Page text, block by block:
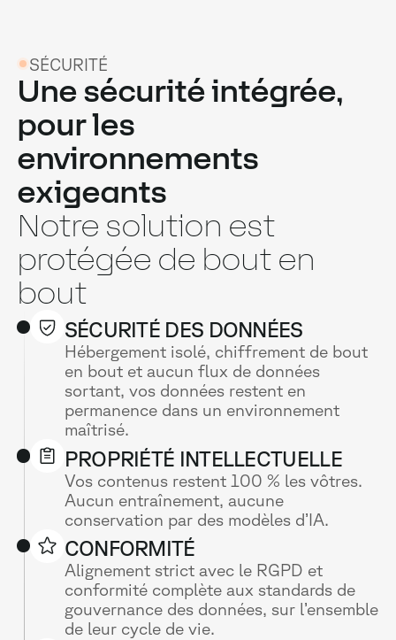
SÉCURITÉ
Une sécurité intégrée,
pour les
environnements
exigeants
Notre solution est
protégée de bout en
bout
SÉCURITÉ DES DONNÉES
Hébergement isolé, chiffrement de bout
en bout et aucun flux de données
sortant, vos données restent en
permanence dans un environnement
maîtrisé.
PROPRIÉTÉ INTELLECTUELLE
Vos contenus restent 100 % les vôtres.
Aucun entraînement, aucune
conservation par des modèles d’IA.
CONFORMITÉ
Alignement strict avec le RGPD et
conformité complète aux standards de
gouvernance des données, sur l’ensemble
de leur cycle de vie.